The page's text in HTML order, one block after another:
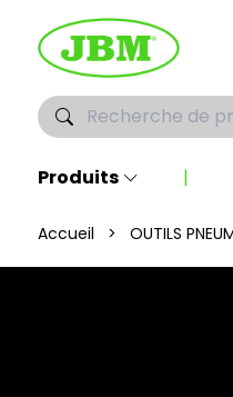
Produits |
Accueil > OUTILS